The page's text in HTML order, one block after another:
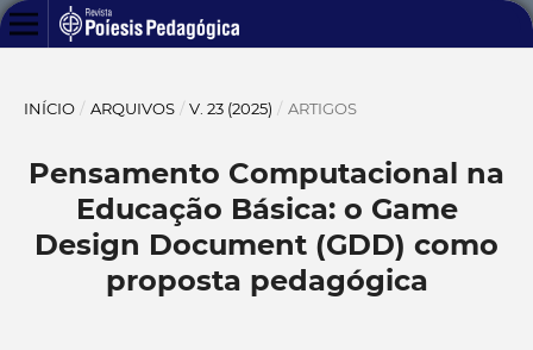
INÍCIO / ARQUIVOS / V. 23 (2025) / ARTIGOS
Pensamento Computacional na
Educação Básica: o Game
Design Document (GDD) como
proposta pedagógica